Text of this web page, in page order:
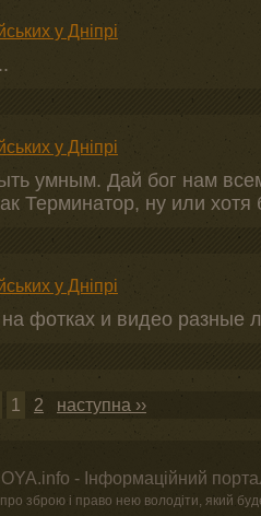
у Дніпрі
у Дніпрі
умным. Дай бог нам
Терминатор, ну или
у Дніпрі
на фотках и видео разные
1 2 наступна ››
- Інформаційний
зброю і право нею володіти, який